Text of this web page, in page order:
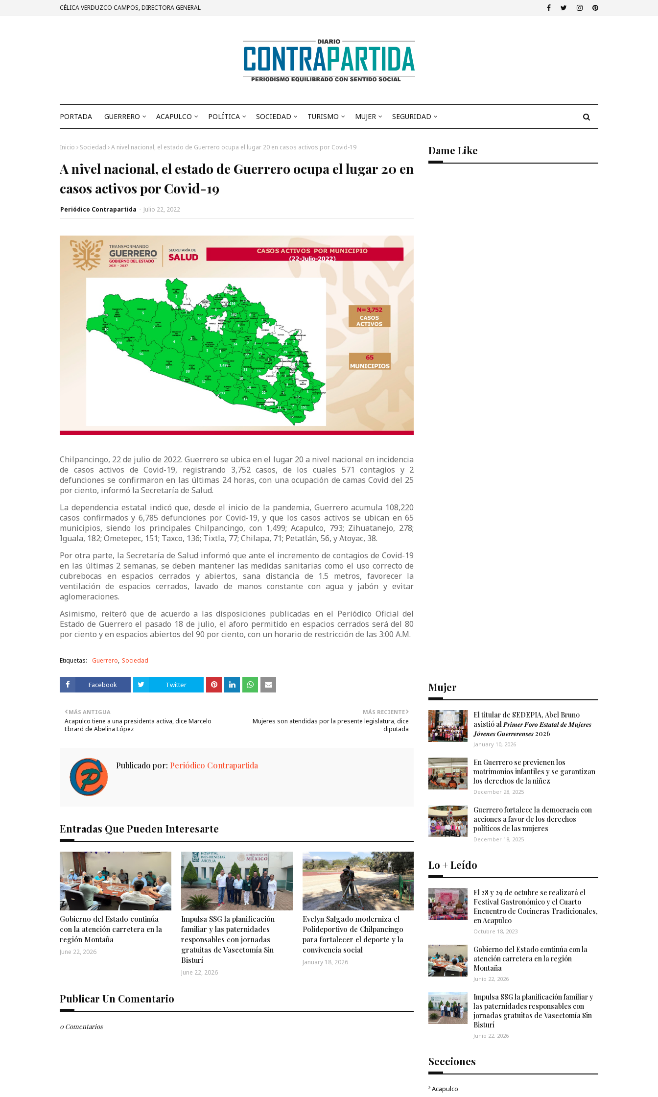
CÉLICA VERDUZCO CAMPOS, DIRECTORA GENERAL
PORTADA GUERRERO ACAPULCO POLÍTICA SOCIEDAD TURISMO MUJER SEGURIDAD
Inicio Sociedad A nivel nacional, el estado de Guerrero ocupa el lugar 20 en casos activos por Covid-19
A nivel nacional, el estado de Guerrero ocupa el lugar 20 en
casos activos por Covid-19
Periódico Contrapartida - Julio 22, 2022
Chilpancingo, 22 de julio de 2022. Guerrero se ubica en el lugar 20 a nivel nacional en incidencia
de casos activos de Covid-19, registrando 3,752 casos, de los cuales 571 contagios y 2
defunciones se confirmaron en las últimas 24 horas, con una ocupación de camas Covid del 25
por ciento, informó la Secretaría de Salud.
La dependencia estatal indicó que, desde el inicio de la pandemia, Guerrero acumula 108,220
casos confirmados y 6,785 defunciones por Covid-19, y que los casos activos se ubican en 65
municipios, siendo los principales Chilpancingo, con 1,499; Acapulco, 793; Zihuatanejo, 278;
Iguala, 182; Ometepec, 151; Taxco, 136; Tixtla, 77; Chilapa, 71; Petatlán, 56, y Atoyac, 38.
Por otra parte, la Secretaría de Salud informó que ante el incremento de contagios de Covid-19
en las últimas 2 semanas, se deben mantener las medidas sanitarias como el uso correcto de
cubrebocas en espacios cerrados y abiertos, sana distancia de 1.5 metros, favorecer la
ventilación de espacios cerrados, lavado de manos constante con agua y jabón y evitar
aglomeraciones.
Asimismo, reiteró que de acuerdo a las disposiciones publicadas en el Periódico Oficial del
Estado de Guerrero el pasado 18 de julio, el aforo permitido en espacios cerrados será del 80
por ciento y en espacios abiertos del 90 por ciento, con un horario de restricción de las 3:00 A.M.
Etiquetas: Guerrero Sociedad
Facebook Twitter
MÁS RECIENTE
Mujeres son atendidas por la presente legislatura, dice
diputada
MÁS ANTIGUA
Acapulco tiene a una presidenta activa, dice Marcelo
Ebrard de Abelina López
Publicado por: Periódico Contrapartida
Entradas Que Pueden Interesarte
Gobierno del Estado continúa
con la atención carretera en la
región Montaña
June 22, 2026
Impulsa SSG la planificación
familiar y las paternidades
responsables con jornadas
gratuitas de Vasectomía Sin
Bisturí
June 22, 2026
Evelyn Salgado moderniza el
Polideportivo de Chilpancingo
para fortalecer el deporte y la
convivencia social
January 18, 2026
Publicar Un Comentario
0 Comentarios
Dame Like
Mujer
El titular de SEDEPIA, Abel Bruno
asistió al 𝑷𝒓𝒊𝒎𝒆𝒓 𝑭𝒐𝒓𝒐 𝑬𝒔𝒕𝒂𝒕𝒂𝒍 𝒅𝒆 𝑴𝒖𝒋𝒆𝒓𝒆𝒔
𝑱𝒐́𝒗𝒆𝒏𝒆𝒔 𝑮𝒖𝒆𝒓𝒓𝒆𝒓𝒆𝒏𝒔𝒆𝒔 2026
January 10, 2026
En Guerrero se previenen los
matrimonios infantiles y se garantizan
los derechos de la niñez
December 28, 2025
Guerrero fortalece la democracia con
acciones a favor de los derechos
políticos de las mujeres
December 18, 2025
Lo + Leído
El 28 y 29 de octubre se realizará el
Festival Gastronómico y el Cuarto
Encuentro de Cocineras Tradicionales,
en Acapulco
Octubre 18, 2023
Gobierno del Estado continúa con la
atención carretera en la región
Montaña
Junio 22, 2026
Impulsa SSG la planificación familiar y
las paternidades responsables con
jornadas gratuitas de Vasectomía Sin
Bisturí
Junio 22, 2026
Secciones
Acapulco